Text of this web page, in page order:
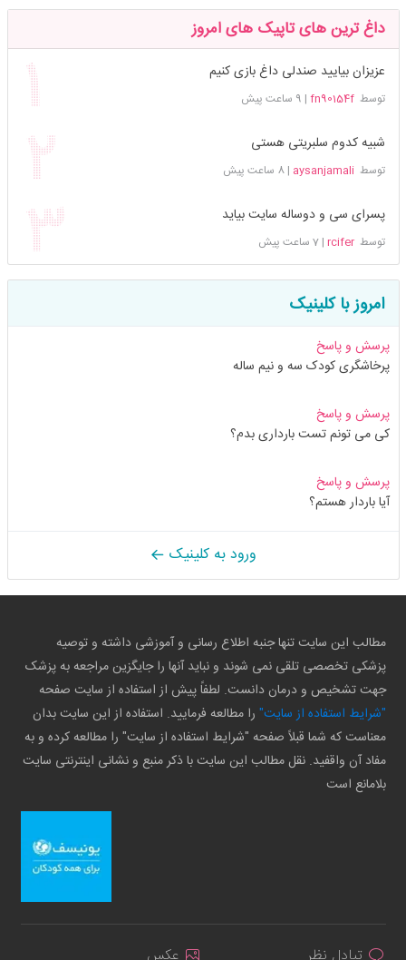
داغ ترین های تاپیک های امروز
عزیزان بیایید صندلی داغ بازی کنیم
توسطfn90154f
| 9 ساعت پیش
شبیه کدوم سلبریتی هستی
توسط aysanjamali
|8 ساعت پیش
پسرای سی و دوساله سایت بیاید
توسطrcifer
|7 ساعت پیش
امروز با کلینیک
پرسش و پاسخ
پرخاشگری کودک سه و نیم ساله
پرسش و پاسخ
کی می تونم تست بارداری بدم؟
پرسش و پاسخ
آیا باردار هستم؟
ورود به کلینیک
مطالب این سایت تنها جنبه اطلاع رسانی و آموزشی داشته و توصیه
پزشکی تخصصی تلقی نمی شوند و نباید آنها را جایگزین مراجعه به پزشک
جهت تشخیص و درمان دانست. لطفاً پیش از استفاده از سایت صفحه
"شرایط استفاده از سایت" را مطالعه فرمایید. استفاده از این سایت بدان
معناست که شما قبلاً صفحه "شرایط استفاده از سایت" را مطالعه کرده و به
مفاد آن واقفید. نقل مطالب این سایت با ذکر منبع و نشانی اینترنتی سایت
بلامانع است